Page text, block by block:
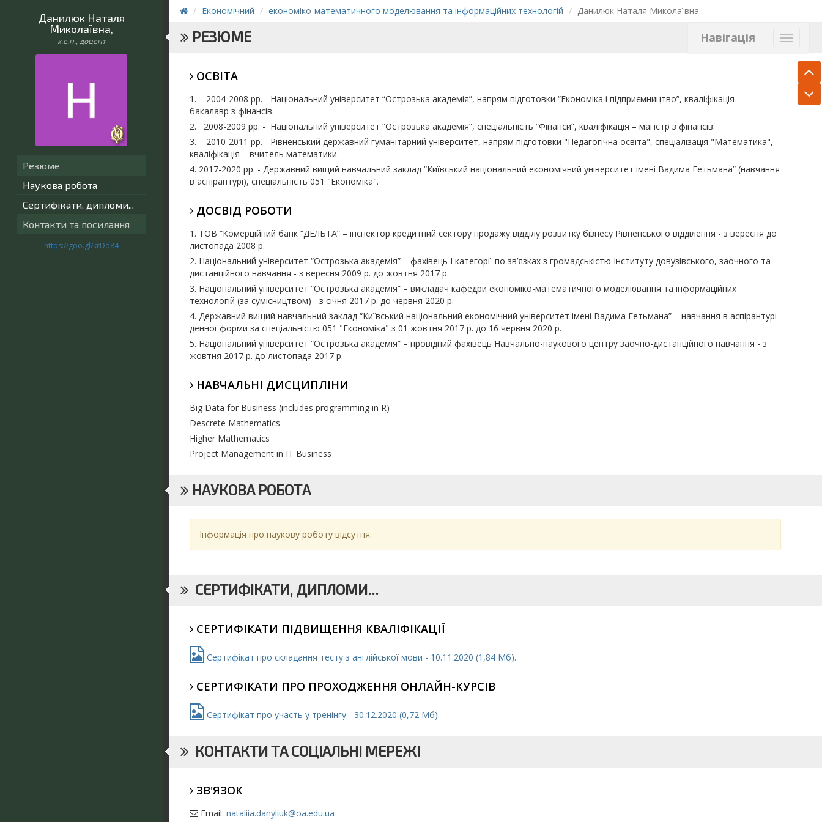
Навігація
Данилюк Наталя
Миколаївна,
к.е.н., доцент
Резюме
Наукова робота
Сертифікати, дипломи...
Контакти та посилання
https://goo.gl/krDd84
Економічний економіко-математичного моделювання та інформаційних технологій Данилюк Наталя Миколаївна
РЕЗЮМЕ
ОСВІТА
1. 2004-2008 рр. - Національний університет “Острозька академія”, напрям підготовки “Економіка і підприємництво”, кваліфікація –
бакалавр з фінансів.
2. 2008-2009 рр. - Національний університет “Острозька академія”, спеціальність “Фінанси”, кваліфікація – магістр з фінансів.
3. 2010-2011 рр. - Рівненський державний гуманітарний університет, напрям підготовки "Педагогічна освіта", спеціалізація "Математика",
кваліфікація – вчитель математики.
4. 2017-2020 рр. - Державний вищий навчальний заклад “Київський національний економічний університет імені Вадима Гетьмана” (навчання
в аспірантурі), спеціальність 051 "Економіка".
ДОСВІД РОБОТИ
1. ТОВ “Комерційний банк “ДЕЛЬТА” – інспектор кредитний сектору продажу відділу розвитку бізнесу Рівненського відділення - з вересня до
листопада 2008 р.
2. Національний університет “Острозька академія” – фахівець І категорії по зв’язках з громадськістю Інституту довузівського, заочного та
дистанційного навчання - з вересня 2009 р. до жовтня 2017 р.
3. Національний університет “Острозька академія” – викладач кафедри економіко-математичного моделювання та інформаційних
технологій (за сумісництвом) - з січня 2017 р. до червня 2020 р.
4. Державний вищий навчальний заклад “Київський національний економічний університет імені Вадима Гетьмана” – навчання в аспірантурі
денної форми за спеціальністю 051 "Економіка" з 01 жовтня 2017 р. до 16 червня 2020 р.
5. Національний університет “Острозька академія” – провідний фахівець Навчально-наукового центру заочно-дистанційного навчання - з
жовтня 2017 р. до листопада 2017 р.
НАВЧАЛЬНІ ДИСЦИПЛІНИ
Big Data for Business (includes programming in R)
Descrete Mathematics
Higher Mathematics
Project Management in IT Business
НАУКОВА РОБОТА
Інформація про наукову роботу відсутня.
СЕРТИФІКАТИ, ДИПЛОМИ...
СЕРТИФІКАТИ ПІДВИЩЕННЯ КВАЛІФІКАЦІЇ
Сертифікат про складання тесту з англійської мови - 10.11.2020 (1,84 Мб).
СЕРТИФІКАТИ ПРО ПРОХОДЖЕННЯ ОНЛАЙН-КУРСІВ
Сертифікат про участь у тренінгу - 30.12.2020 (0,72 Мб).
КОНТАКТИ ТА СОЦІАЛЬНІ МЕРЕЖІ
ЗВ'ЯЗОК
Email: nataliia.danyliuk@oa.edu.ua